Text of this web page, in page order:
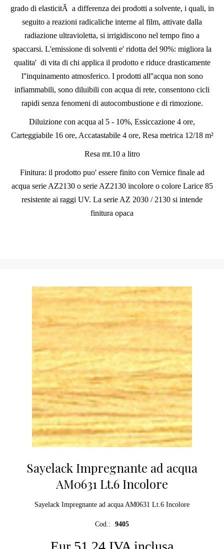
grado di elasticitÃ a differenza dei prodotti a solvente, i quali, in
seguito a reazioni radicaliche interne al film, attivate dalla
radiazione ultravioletta, si irrigidiscono nel tempo fino a
spaccarsi. L'emissione di solventi e' ridotta del 90%: migliora la
qualita' di vita di chi applica il prodotto e riduce drasticamente
l''inquinamento atmosferico. I prodotti all''acqua non sono
infiammabili, sono diluibili con acqua di rete, consentono cicli
rapidi senza fenomeni di autocombustione e di rimozione.
Diluizione con acqua al 5 - 10%, Essiccazione 4 ore,
Carteggiabile 16 ore, Accatastabile 4 ore, Resa metrica 12/18 m²
Resa mt.10 a litro
Finitura: il prodotto puo' essere finito con Vernice finale ad
acqua serie AZ2130 o serie AZ2130 incolore o colore Larice 85
resistente ai raggi UV. La serie AZ 2030 / 2130 si intende
finitura opaca
Sayelack Impregnante ad acqua
AM0631 Lt.6 Incolore
Sayelack Impregnante ad acqua AM0631 Lt.6 Incolore
Cod.: 9405